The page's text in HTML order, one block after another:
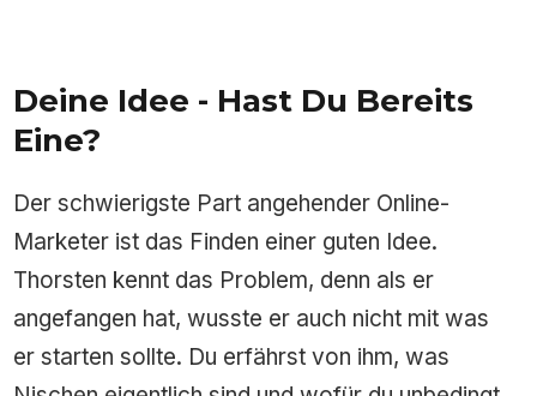
Deine Idee - Hast Du Bereits
Eine?
Der schwierigste Part angehender Online-
Marketer ist das Finden einer guten Idee.
Thorsten kennt das Problem, denn als er
angefangen hat, wusste er auch nicht mit was
er starten sollte. Du erfährst von ihm, was